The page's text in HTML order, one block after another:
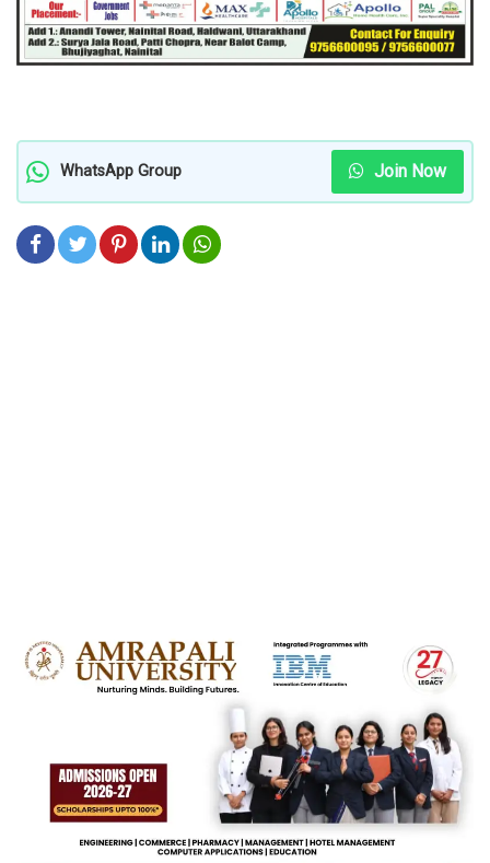
WhatsApp Group Join Now